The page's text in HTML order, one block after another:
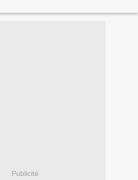
Publicité